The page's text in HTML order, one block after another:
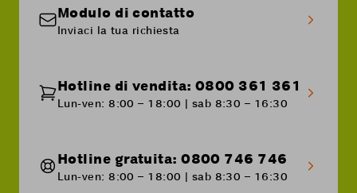
Modulo di contatto
Inviaci la tua richiesta
Hotline di vendita: 0800 361 361
Lun-ven: 8:00 – 18:00 | sab 8:30 – 16:30
Hotline gratuita: 0800 746 746
Lun-ven: 8:00 – 18:00 | sab 8:30 – 16:30